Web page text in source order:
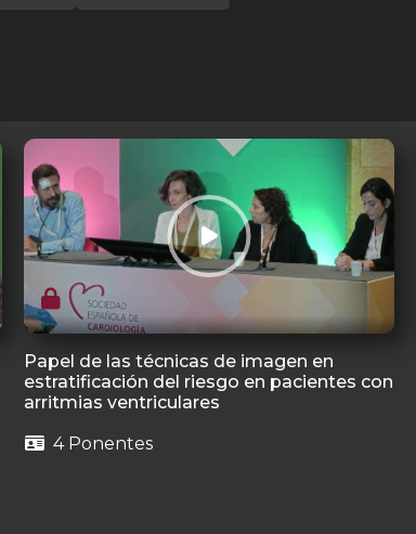
Papel de las técnicas de imagen en
estratificación del riesgo en pacientes con
arritmias ventriculares
4 Ponentes